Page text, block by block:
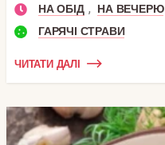
НА ОБІД ,
НА ВЕЧЕРЮ
ГАРЯЧІ СТРАВИ
ЧИТАТИ ДАЛІ